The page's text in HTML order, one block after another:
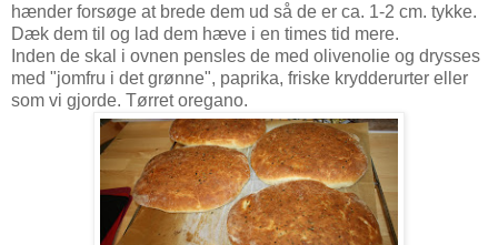
hænder forsøge at brede dem ud så de er ca. 1-2 cm. tykke.
Dæk dem til og lad dem hæve i en times tid mere.
Inden de skal i ovnen pensles de med olivenolie og drysses
med "jomfru i det grønne", paprika, friske krydderurter eller
som vi gjorde. Tørret oregano.